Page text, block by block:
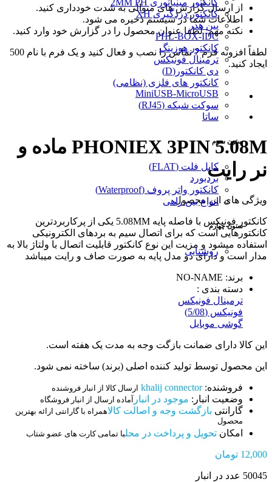
کانکتور دزدگیری XH
پین هدر
PHL-BOX-IDC
کانکتور هوزینگ
ترمینال فونیکس
دی کانکتور(D)
کانکتور های فلزی (نظامی)
MiniUSB-MicroUSB
سوکت شبکه (RJ45)
ساتا
ستون سوم
کابل فلت (FLAT)
بردبورد
کانکتور واتر پروف (Waterproof)
انواع بین راهی
ستون چهارم
روشنایی
از ارسال گزارش های متوالی به شدت خودداری کنید.
اطلاعات شما در سیستم ذخیره می شود.
نکته مهم: لطفا عنوان محصول را در گزارش خود وارد کنید.
لطفاً افزونه فرم 7 تماس را نصب و فعال کنید و یک فرم با نام 500
ایجاد کنید.
PHONIEX 3PIN 5.08M ماده و
نر رایت
ویژگی های این محصول
کانکتور فونیکس با فاصله پایه 5.08MM یکی از پرکاربردترین
کانکتورهایی است که برای اتصال سیم به بردهای الکترونیکی
استفاده میشود و مزیت این نوع کانکتور قابلیت اتصال با ولتاژ بالا به
مدار است و دارای دو مدل پایه به صورت صاف و رایت میباشد
برند: NO-NAME
دسته بندی :
ترمینال فونیکس
فونیکس (5/08)
گوشی موبایل
این کالا دارای ضمانت بازگت وجه به مدت یک هفته است.
این محصول توسط تولید کننده اصلی (برند) ساخته نمی شود.
فروشنده:khalij connector ارسال کالا از انبار فروشنده
وضعیت انبار: موجود در انبار آماده ارسال از انبار فروشگاه
گارانتی بازگشت وجه و اصالت کالاهمراه با گارانتی ارائه بهترین
محصول
امکان تحویل و پرداخت در محلبا تمامی کارت های عضو شتاب
12,000 تومان
50045 عدد در انبار